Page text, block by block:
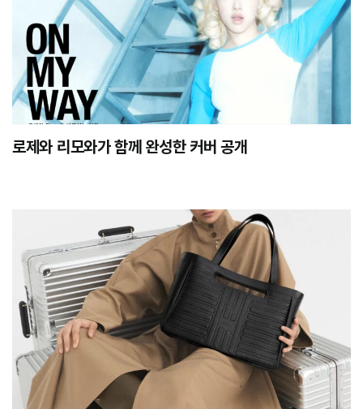
로제와 리모와가 함께 완성한 커버 공개